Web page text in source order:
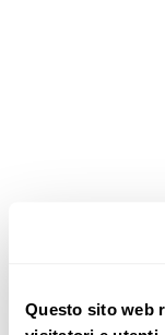
Questo sito web